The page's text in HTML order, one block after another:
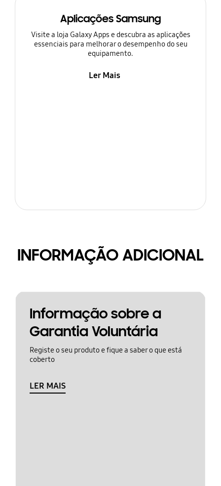
Aplicações Samsung
Visite a loja Galaxy Apps e descubra as aplicações
essenciais para melhorar o desempenho do seu
equipamento.
Ler Mais
INFORMAÇÃO ADICIONAL
Informação sobre a
Garantia Voluntária
Registe o seu produto e fique a saber o que está
coberto
LER MAIS